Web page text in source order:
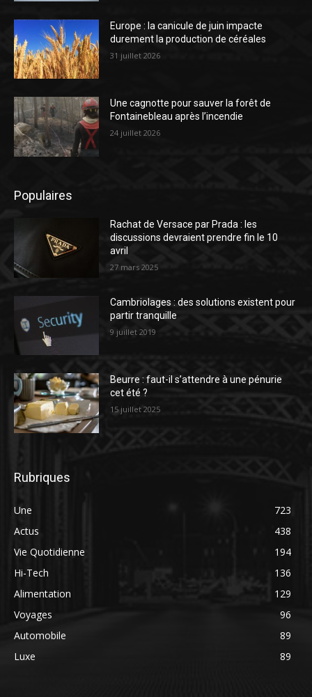
Europe : la canicule de juin impacte
durement la production de céréales
31 juillet 2026
Une cagnotte pour sauver la forêt de
Fontainebleau après l’incendie
24 juillet 2026
Populaires
Rachat de Versace par Prada : les
discussions devraient prendre fin le 10
avril
27 mars 2025
Cambriolages : des solutions existent pour
partir tranquille
9 juillet 2019
Beurre : faut-il s’attendre à une pénurie
cet été ?
15 juillet 2025
Rubriques
Une
723
Actus
438
Vie Quotidienne
194
Hi-Tech
136
Alimentation
129
Voyages
96
Automobile
89
Luxe
89